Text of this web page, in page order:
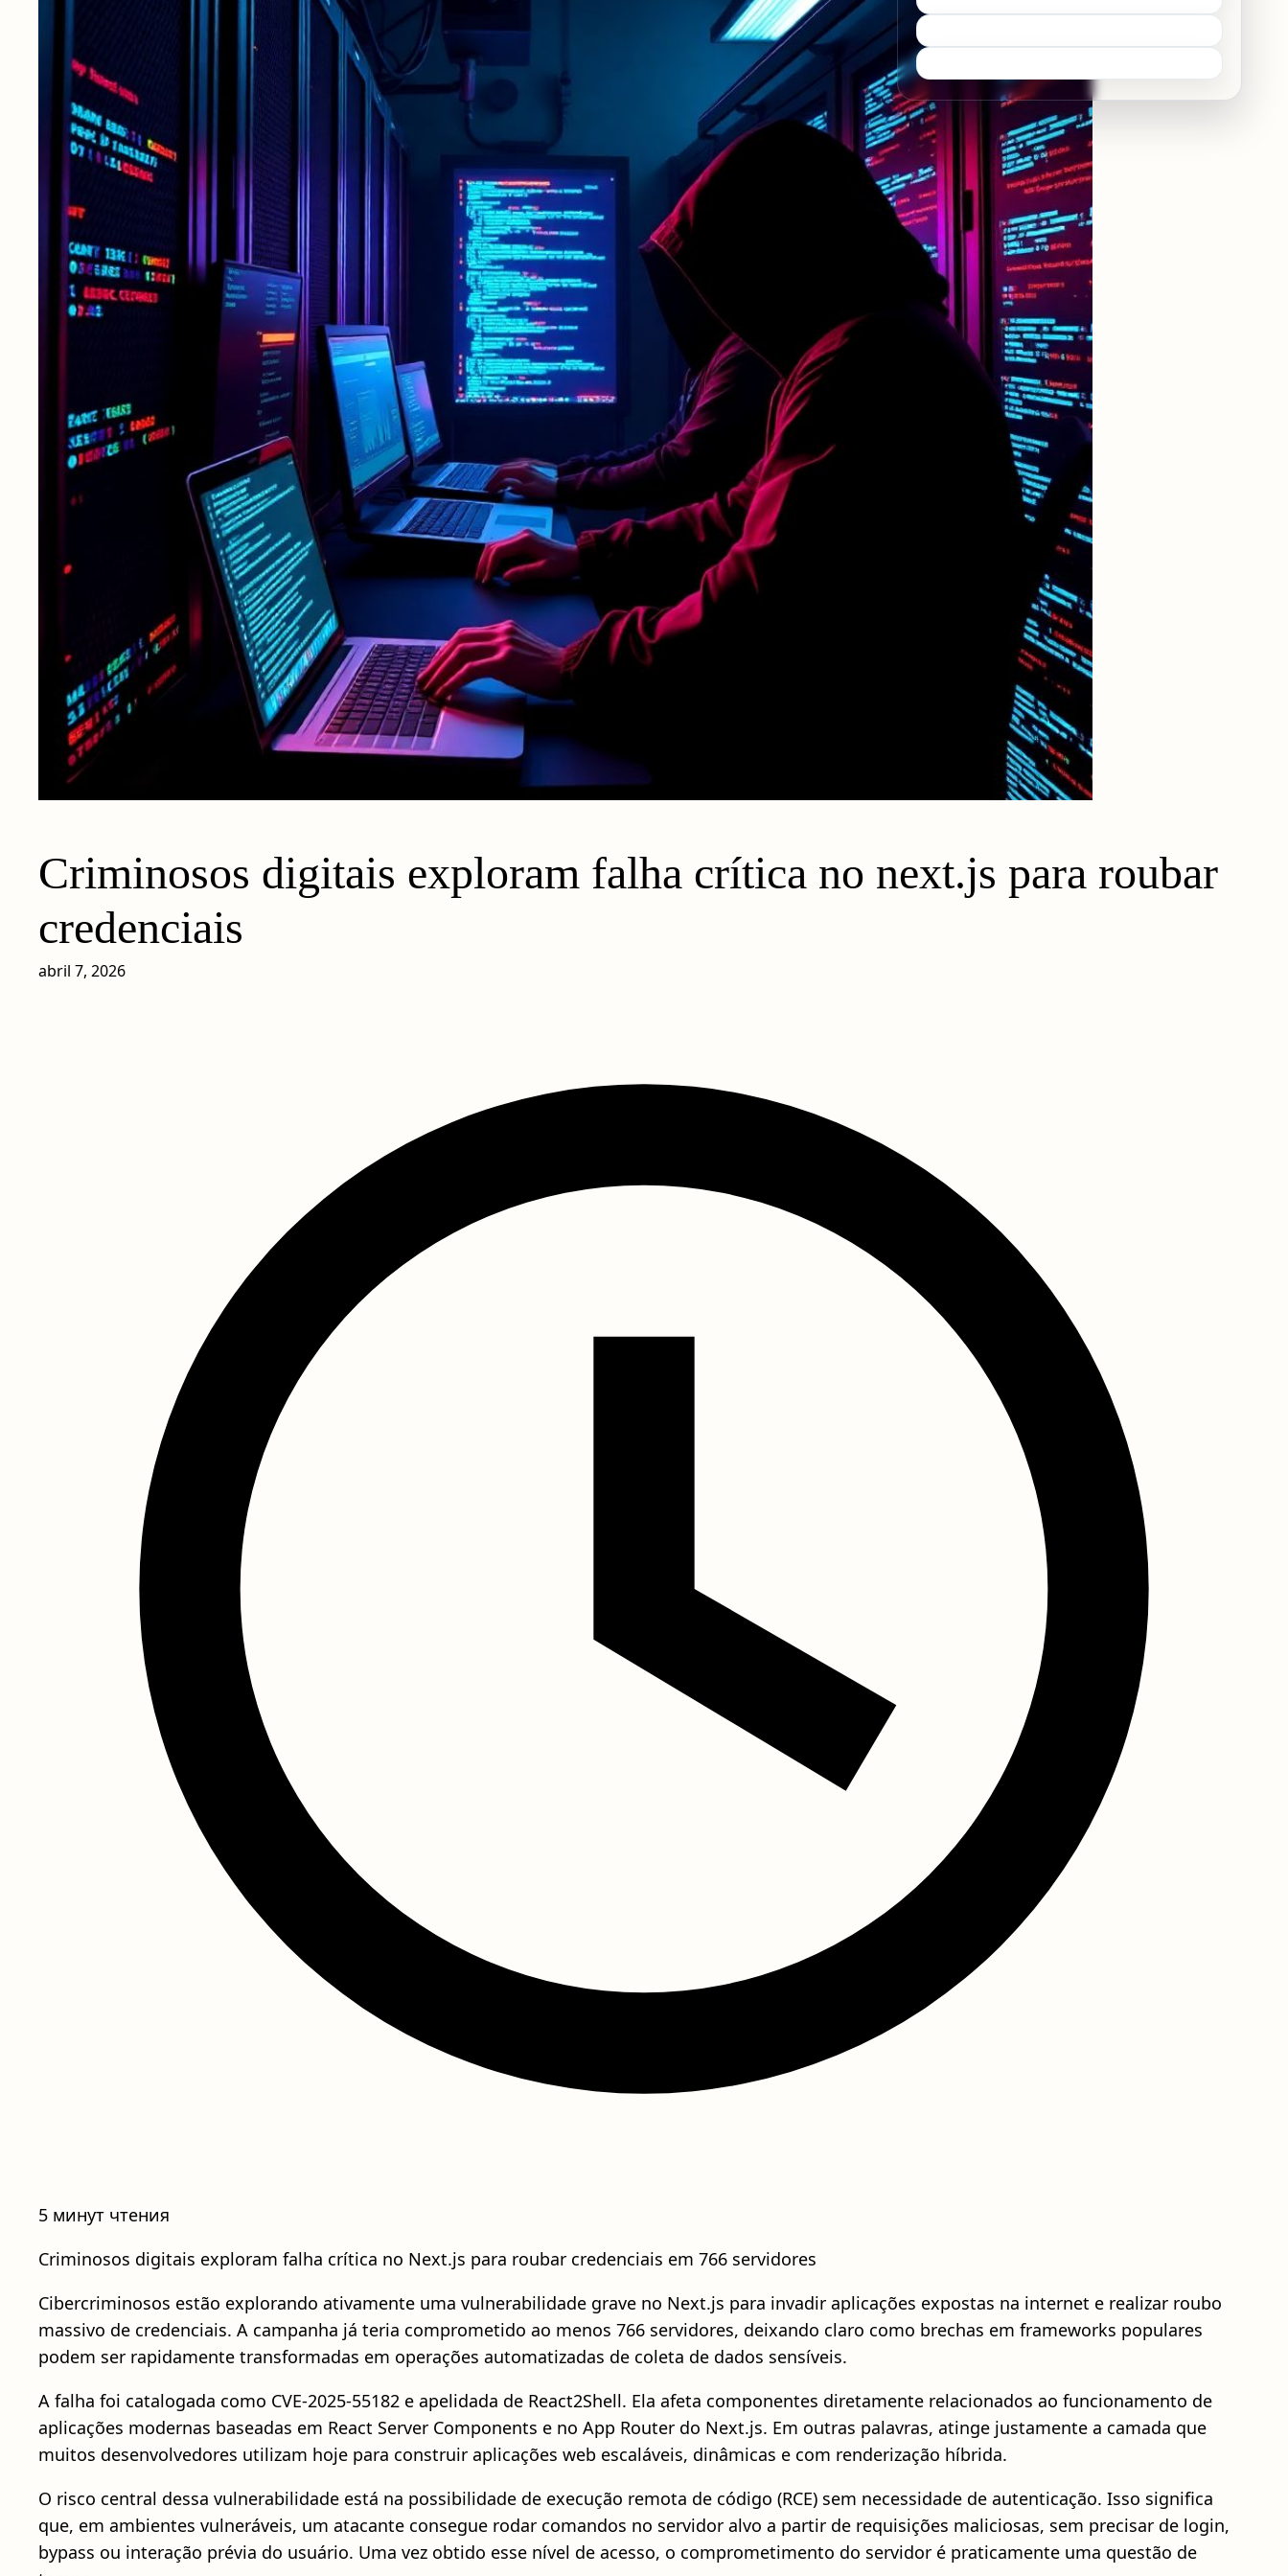
Criminosos digitais exploram falha crítica no next.js para roubar
credenciais
abril 7, 2026
5 минут чтения
Criminosos digitais exploram falha crítica no Next.js para roubar credenciais em 766 servidores
Cibercriminosos estão explorando ativamente uma vulnerabilidade grave no Next.js para invadir aplicações expostas na internet e realizar roubo
massivo de credenciais. A campanha já teria comprometido ao menos 766 servidores, deixando claro como brechas em frameworks populares
podem ser rapidamente transformadas em operações automatizadas de coleta de dados sensíveis.
A falha foi catalogada como CVE-2025-55182 e apelidada de React2Shell. Ela afeta componentes diretamente relacionados ao funcionamento de
aplicações modernas baseadas em React Server Components e no App Router do Next.js. Em outras palavras, atinge justamente a camada que
muitos desenvolvedores utilizam hoje para construir aplicações web escaláveis, dinâmicas e com renderização híbrida.
O risco central dessa vulnerabilidade está na possibilidade de execução remota de código (RCE) sem necessidade de autenticação. Isso significa
que, em ambientes vulneráveis, um atacante consegue rodar comandos no servidor alvo a partir de requisições maliciosas, sem precisar de login,
bypass ou interação prévia do usuário. Uma vez obtido esse nível de acesso, o comprometimento do servidor é praticamente uma questão de